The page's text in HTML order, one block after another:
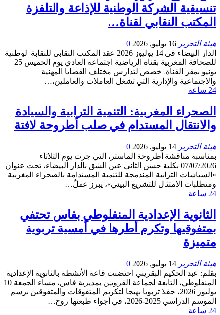
تنسيقية الشركة الوطنية للإذاعة والتلفزة
المكتب النقابي لقناة…
هيئة التحرير 16 يوليو, 2026
0
الدار البيضاء في 14 يوليوز 2026 عقد المكتب النقابي للنقابة الوطنية
للصحافة المغربية بقناة الرياضية اجتماعه العادي يوم الخميس 25
يونيو بمقر القناة، خصص لتدارس مختلف القضايا المهنية
والاجتماعية والإدارية التي تشغل العاملات والعاملين،…
24 ساعة
الصحراء المغربية: التنمية الترابية والسيادة
والانتقال المستدام في صلب أطروحة لافتة
هيئة التحرير 14 يوليو, 2026
0
بمناسبة مناقشة أطروحة الماستر، التي جرت يوم الثلاثاء
07/07/2026 بكلية حسن الثاني عين الشق بالدار البيضاء، تحت عنوان
«السياسات الترابية المندمجة للتنمية المستدامة بالصحراء المغربية
ومتطلبات الامتثال للتشريع البيئي»، يبرز عملٌ…
24 ساعة
الثانوية الإعدادية المنفلوطي بفاس تحتفي
بمتفوقيها وتكرم أطرها في أمسية تربوية
متميزة
هيئة التحرير 14 يوليو, 2026
0
بقلم: عبد الحكيم البقريني احتضنت قاعة الأنشطة بالثانوية الإعدادية
المنفلوطي، التابعة لجماعة القرويين بمديرية فاس، مساء الجمعة 10
يوليوز 2026، حفلا تربويا بهيجا لتكريم المتفوقات والمتفوقين برسم
الموسم الدراسي 2025-2026، في أجواء طبعتها روح…
24 ساعة